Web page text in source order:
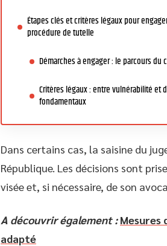
Étapes clés et critères légaux pour
procédure de tutelle
Démarches à engager : le parcours du
Critères légaux : entre vulnérabilité et
fondamentaux
Dans certains cas, la saisine du
République. Les décisions sont
visée et, si nécessaire, de son
A découvrir également :
adapté